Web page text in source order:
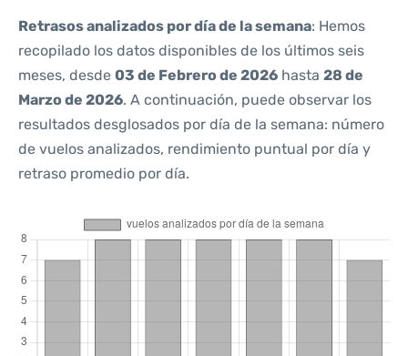
Retrasos analizados por día de la semana: Hemos
recopilado los datos disponibles de los últimos seis
meses, desde 03 de Febrero de 2026 hasta 28 de
Marzo de 2026. A continuación, puede observar los
resultados desglosados por día de la semana: número
de vuelos analizados, rendimiento puntual por día y
retraso promedio por día.